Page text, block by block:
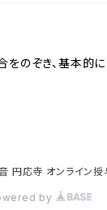
のぞき、基本的
円応寺 オンライン授
by